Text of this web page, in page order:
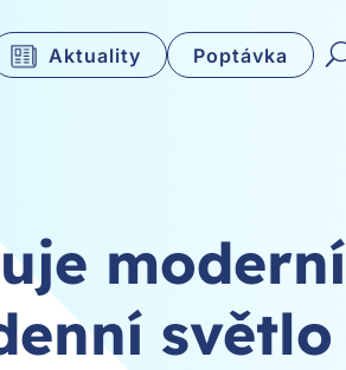
Aktuality Poptávka
moderní
světlo